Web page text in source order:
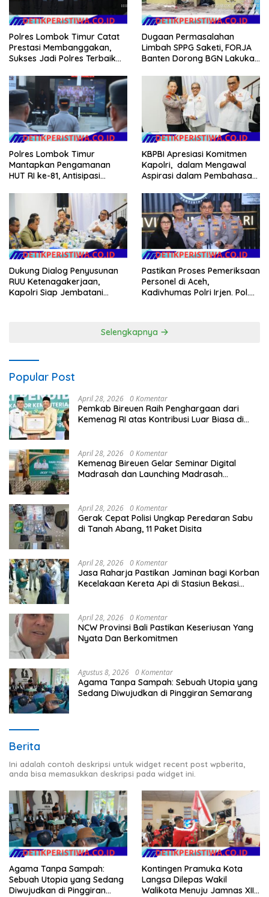
Polres Lombok Timur Catat
Prestasi Membanggakan,
Sukses Jadi Polres Terbaik
NTB
Dugaan Permasalahan
Limbah SPPG Saketi, FORJA
Banten Dorong BGN Lakukan
Polres Lombok Timur
Mantapkan Pengamanan
HUT RI ke-81, Antisipasi
Agenda Kapolri
KBPBI Apresiasi Komitmen
Kapolri, dalam Mengawal
Aspirasi dalam Pembahasan
Dukung Dialog Penyusunan
RUU Ketenagakerjaan,
Kapolri Siap Jembatani
Pastikan Proses Pemeriksaan
Personel di Aceh,
Kadivhumas Polri Irjen. Pol.
Selengkapnya
Popular Post
April 28, 2026 0 Komentar
Pemkab Bireuen Raih Penghargaan dari
Kemenag RI atas Kontribusi Luar Biasa di
April 28, 2026 0 Komentar
Kemenag Bireuen Gelar Seminar Digital
Madrasah dan Launching Madrasah
April 28, 2026 0 Komentar
Gerak Cepat Polisi Ungkap Peredaran Sabu
di Tanah Abang, 11 Paket Disita
April 28, 2026 0 Komentar
Jasa Raharja Pastikan Jaminan bagi Korban
Kecelakaan Kereta Api di Stasiun Bekasi
April 28, 2026 0 Komentar
NCW Provinsi Bali Pastikan Keseriusan Yang
Nyata Dan Berkomitmen
Agustus 8, 2026 0 Komentar
Agama Tanpa Sampah: Sebuah Utopia yang
Sedang Diwujudkan di Pinggiran Semarang
Berita
Ini adalah contoh deskripsi untuk widget recent post wpberita,
anda bisa memasukkan deskripsi pada widget ini.
Agama Tanpa Sampah:
Sebuah Utopia yang Sedang
Diwujudkan di Pinggiran
Kontingen Pramuka Kota
Langsa Dilepas Wakil
Walikota Menuju Jamnas XII